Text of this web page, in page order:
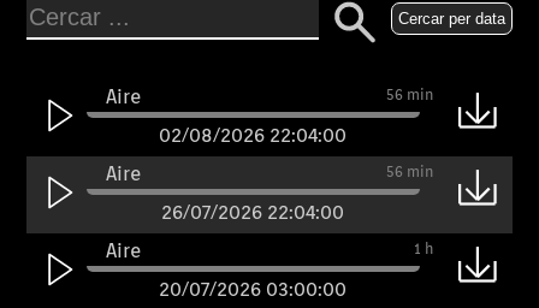
Cercar per data
Aire 56 min
02/08/2026 22:04:00
Aire
56 min
26/07/2026 22:04:00
Aire
1 h
20/07/2026 03:00:00